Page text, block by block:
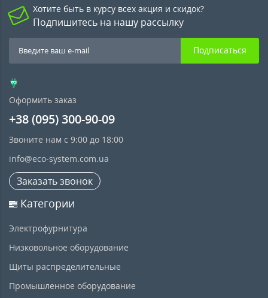
Хотите быть в курсу всех акция и скидок?
Подпишитесь на нашу рассылку
Подписаться
Оформить заказ
+38 (095) 300-90-09
Звоните нам с 9:00 до 18:00
info@eco-system.com.ua
Заказать звонок
Категории
Электрофурнитура
Низковольное оборудование
Щиты распределительные
Промышленное оборудование